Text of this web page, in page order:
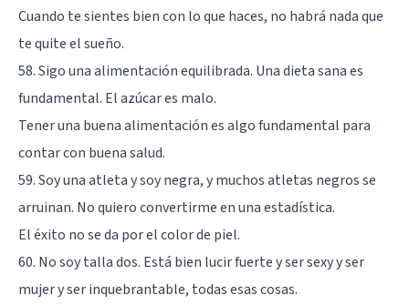
Cuando te sientes bien con lo que haces, no habrá nada que
te quite el sueño.
58. Sigo una alimentación equilibrada. Una dieta sana es
fundamental. El azúcar es malo.
Tener una buena alimentación es algo fundamental para
contar con buena salud.
59. Soy una atleta y soy negra, y muchos atletas negros se
arruinan. No quiero convertirme en una estadística.
El éxito no se da por el color de piel.
60. No soy talla dos. Está bien lucir fuerte y ser sexy y ser
mujer y ser inquebrantable, todas esas cosas.